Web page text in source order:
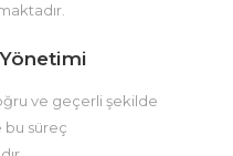
ve geçerli şekilde
süreç